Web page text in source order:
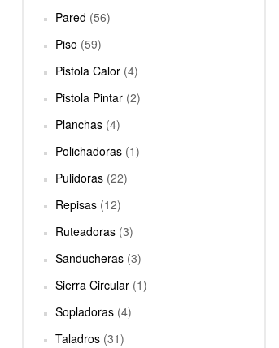
Pared (56)
Piso (59)
Pistola Calor (4)
Pistola Pintar (2)
Planchas (4)
Polichadoras (1)
Pulidoras (22)
Repisas (12)
Ruteadoras (3)
Sanducheras (3)
Sierra Circular (1)
Sopladoras (4)
Taladros (31)